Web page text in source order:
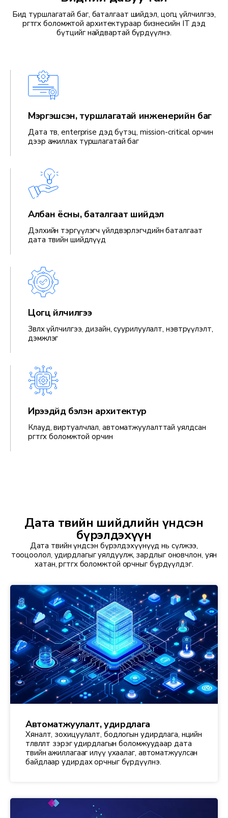
Бид туршлагатай баг, баталгаат шийдэл, цогц үйлчилгээ,
өргөтгөх боломжтой архитектураар бизнесийн IT дэд
бүтцийг найдвартай бүрдүүлнэ.
Мэргэшсэн, туршлагатай инженерийн баг
Дата төв, enterprise дэд бүтэц, mission-critical орчин
дээр ажиллах туршлагатай баг
Албан ёсны, баталгаат шийдэл
Дэлхийн тэргүүлэгч үйлдвэрлэгчдийн баталгаат
дата төвийн шийдлүүд
Цогц үйлчилгээ
Зөвлөх үйлчилгээ, дизайн, суурилуулалт, нэвтрүүлэлт,
дэмжлэг
Ирээдүйд бэлэн архитектур
Клауд, виртуалчлал, автоматжуулалттай уялдсан
өргөтгөх боломжтой орчин
Дата төвийн шийдлийн үндсэн
бүрэлдэхүүн
Дата төвийн үндсэн бүрэлдэхүүнүүд нь сүлжээ,
тооцоолол, удирдлагыг уялдуулж, зардлыг оновчлон, уян
хатан, өргөтгөх боломжтой орчныг бүрдүүлдэг.
Автоматжуулалт, удирдлага
Хяналт, зохицуулалт, бодлогын удирдлага, нөөцийн
төлөвлөлт зэрэг удирдлагын боломжуудаар дата
төвийн ажиллагааг илүү ухаалаг, автоматжуулсан
байдлаар удирдах орчныг бүрдүүлнэ.